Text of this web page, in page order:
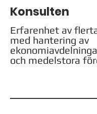
Konsulten
Erfarenhet av
med hantering av
och medelstora